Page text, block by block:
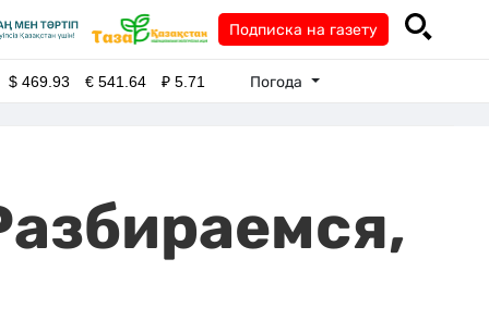
Подписка на газету
$469.93 €541.64 ₽5.71 Погода